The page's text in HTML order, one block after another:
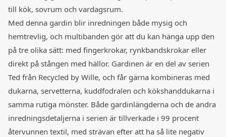
till kök, sovrum och vardagsrum.
Med denna gardin blir inredningen både mysig och
hemtrevlig, och multibanden gör att du kan hänga upp den
på tre olika sätt: med fingerkrokar, rynkbandskrokar eller
direkt på stången med hällor. Gardinen är en del av serien
Ted från Recycled by Wille, och får gärna kombineras med
dukarna, servetterna, kuddfodralen och kökshanddukarna i
samma rutiga mönster. Både gardinlängderna och de andra
inredningsdetaljerna i serien är tillverkade i 99 procent
återvunnen textil, med strävan efter att ha så lite negativ